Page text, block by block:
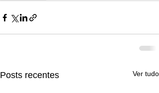
Posts recentes Ver tudo